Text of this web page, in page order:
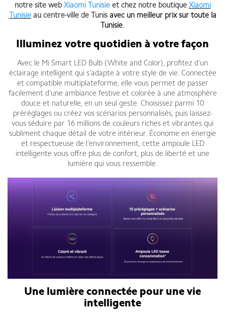
notre site web Xiaomi Tunisieet chez notre boutique Xiaomi
Tunisieau centre-ville de Tunis avec un meilleur prix sur toute la
Tunisie.
Illuminez votre quotidien à votre façon
Avec le Mi Smart LED Bulb (White and Color), profitez d’un
éclairage intelligent qui s’adapte à votre style de vie. Connectée
et compatible multiplateforme, elle vous permet de passer
facilement d’une ambiance festive et colorée à une atmosphère
douce et naturelle, en un seul geste. Choisissez parmi 10
préréglages ou créez vos scénarios personnalisés, puis laissez-
vous séduire par 16 millions de couleurs riches et vibrantes qui
subliment chaque détail de votre intérieur. Économe en énergie
et respectueuse de l’environnement, cette ampoule LED
intelligente vous offre plus de confort, plus de liberté et une
lumière qui vous ressemble.
Une lumière connectée pour une vie
intelligente